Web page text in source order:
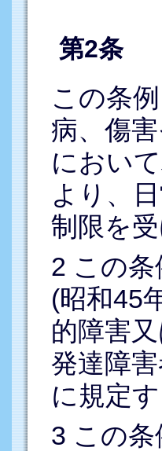
第2条
この条
病、傷
におい
より、
制限を
2 この
(昭和45
的障害
発達障
に規定
3 この